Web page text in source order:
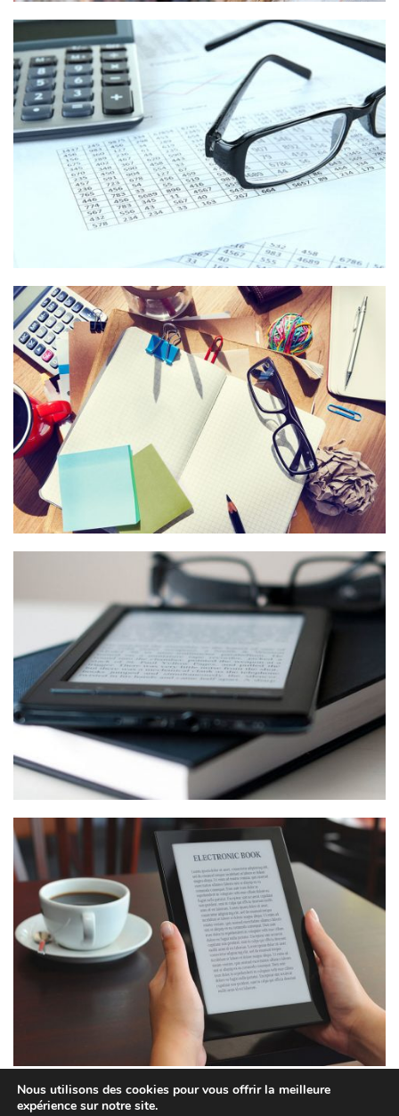
Nous utilisons des cookies pour vous offrir la meilleure
expérience sur notre site.